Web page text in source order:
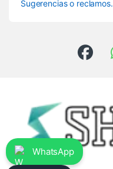
Sugerencias o reclamos.
WhatsApp